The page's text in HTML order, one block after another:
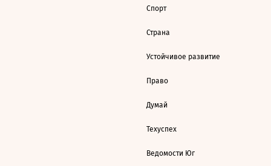
Спорт
Страна
Устойчивое развитие
Право
Думай
Техуспех
Ведомости Юг